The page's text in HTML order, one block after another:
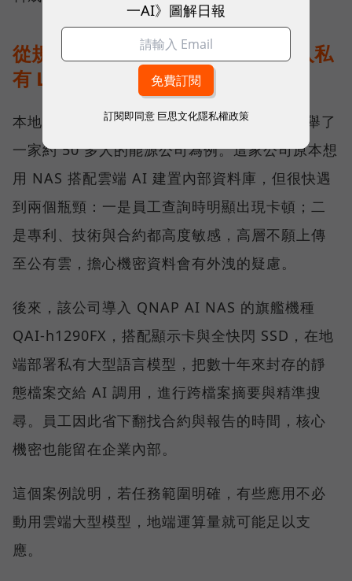
從規格走到現場：能源公司如何導入私
有 LLM？
本地 AI 實際落地部署會是什麼模樣？劉文義舉了
一家約 50 多人的能源公司為例。這家公司原本想
用 NAS 搭配雲端 AI 建置內部資料庫，但很快遇
到兩個瓶頸：一是員工查詢時明顯出現卡頓；二
是專利、技術與合約都高度敏感，高層不願上傳
至公有雲，擔心機密資料會有外洩的疑慮。
後來，該公司導入 QNAP AI NAS 的旗艦機種
QAI-h1290FX，搭配顯示卡與全快閃 SSD，在地
端部署私有大型語言模型，把數十年來封存的靜
態檔案交給 AI 調用，進行跨檔案摘要與精準搜
尋。員工因此省下翻找合約與報告的時間，核心
機密也能留在企業內部。
這個案例說明，若任務範圍明確，有些應用不必
動用雲端大型模型，地端運算量就可能足以支
應。
一AI》圖解日報
訂閱即同意 巨思文化隱私權政策